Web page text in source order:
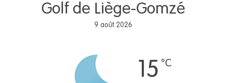
Golf de Liège-Gomzé
9 août 2026
15 °C